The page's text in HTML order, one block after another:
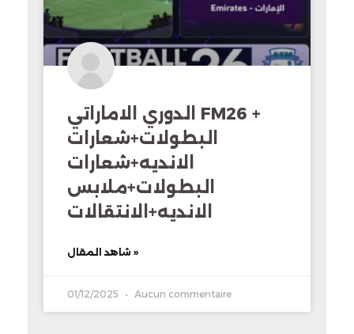
الدوري الاماراتي FM26 +
البطولات+شعارات
الانديه+شعارات
البطولات+ملابس
الانديه+الانتقالات
شاهد المقال »
01/12/2025 Aucun commentaire